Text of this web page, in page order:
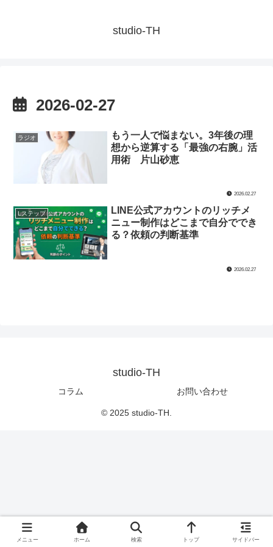
studio-TH
2026-02-27
ラジオ
もう一人で悩まない。3年後の理
想から逆算する「最強の右腕」活
用術 片山砂恵
2026.02.27
Lステップ
LINE公式アカウントのリッチメ
ニュー制作はどこまで自分ででき
る？依頼の判断基準
2026.02.27
studio-TH
コラム お問い合わせ
© 2025 studio-TH.
メニュー ホーム 検索 トップ サイドバー